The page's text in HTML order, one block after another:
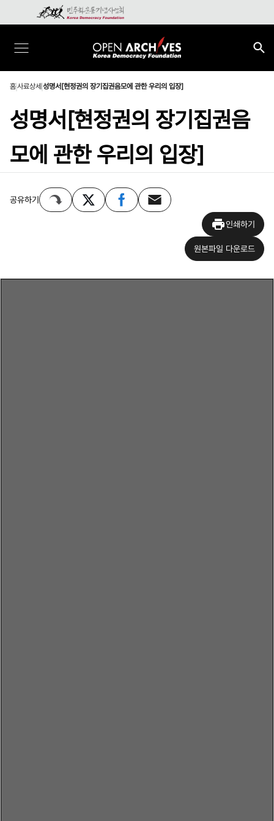
홈사료상세 성명서[현정권의 장기집권음모에 관한 우리의 입장]
성명서[현정권의 장기집권음
모에 관한 우리의 입장]
공유하기
인쇄하기
원본파일 다운로드